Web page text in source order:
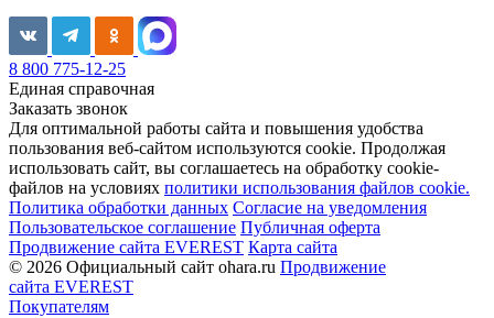
8 800 775-12-25
Единая справочная
Заказать звонок
Для оптимальной работы сайта и повышения удобства
пользования веб-сайтом используются cookie. Продолжая
использовать сайт, вы соглашаетесь на обработку cookie-
файлов на условиях политики использования файлов cookie.
Политика обработки данных Согласие на уведомления
Пользовательское соглашение Публичная оферта
Продвижение сайта EVEREST Карта сайта
© 2026 Официальный сайт ohara.ru Продвижение
сайта EVEREST
Покупателям